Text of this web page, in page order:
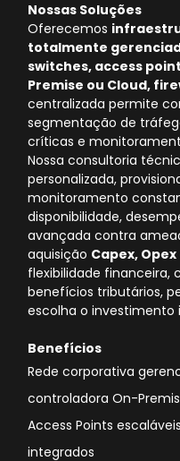
Nossas Soluções
Oferecemos
totalmente
switches, access
Premise ou Cloud,
centralizada permite
segmentação de
críticas e
Nossa consultoria
personalizada,
monitoramento
disponibilidade,
avançada contra
aquisição Capex,
flexibilidade financeira,
benefícios tributários,
escolha o investimento
Benefícios
Rede corporativa
controladora On-
Access Points
integrados